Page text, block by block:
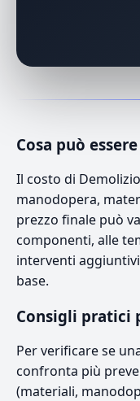
Cosa può
Il costo di
manodopera,
prezzo finale può
componenti, alle
interventi
base.
Consigli pratici
Per verificare se
confronta più
(materiali,